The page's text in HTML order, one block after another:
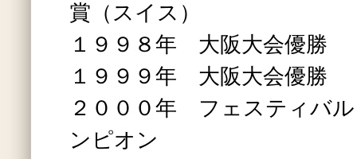
賞（スイス）
１９９８年 大阪大会優勝
１９９９年 大阪大会優勝
２０００年 フェスティバ
ンピオン